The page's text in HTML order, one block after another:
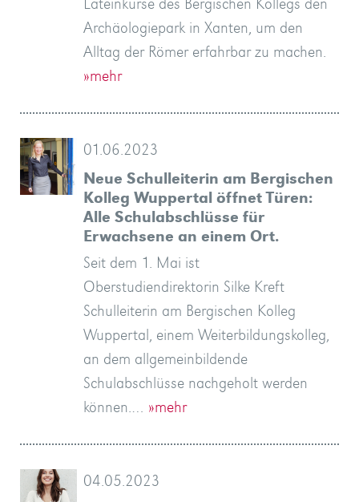
Lateinkurse des Bergischen Kollegs den
Archäologiepark in Xanten, um den
Alltag der Römer erfahrbar zu machen.
»mehr
01.06.2023
Neue Schulleiterin am Bergischen
Kolleg Wuppertal öffnet Türen:
Alle Schulabschlüsse für
Erwachsene an einem Ort.
Seit dem 1. Mai ist
Oberstudiendirektorin Silke Kreft
Schulleiterin am Bergischen Kolleg
Wuppertal, einem Weiterbildungskolleg,
an dem allgemeinbildende
Schulabschlüsse nachgeholt werden
können.… »mehr
04.05.2023